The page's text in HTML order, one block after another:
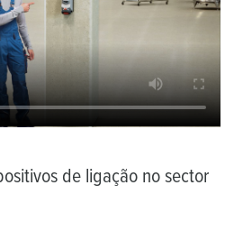
de ligação no sector